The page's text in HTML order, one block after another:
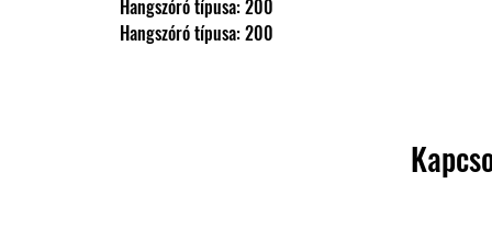
                Hangszóró típusa: 200
                Hangszóró típusa: 200